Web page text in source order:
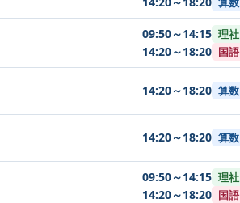
09:50～14:15 理社
14:20～18:20 国語
14:20～18:20 算数
14:20～18:20 算数
09:50～14:15 理社
14:20～18:20 国語